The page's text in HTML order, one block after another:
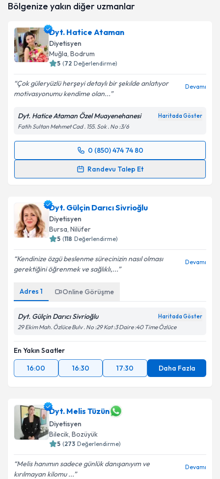
oluşturun. Size bu uzmandan randevu almanız için bir
E-posta Adresiniz
Kişisel verilerimin işlenmesine ilişkinAydınlatma
Metni'ni okudum ve kişisel verilerimin belirtilen
Bölgenize yakın diğer uzmanlar
Dyt. Hatice Ataman
Diyetisyen
Muğla, Bodrum
5 (72 Değerlendirme)
Çok güleryüzlü herşeyi detaylı bir şekılde anlatıyor
motivasyonumu kendime olan...
Devamı
Dyt. Hatice Ataman Özel Muayenehanesi Haritada Göster
Fatih Sultan Mehmet Cad . 155. Sok . No :3/6
0 (850) 474 74 80
Randevu Talep Et
Randevu Takvimi Talebi
takvim hazırlandığında e-posta ile bilgilendireceğiz.
E-posta Adresiniz
Kişisel verilerimin işlenmesine ilişkin
kapsamda işlenmesini kabul ediyorum.
Takvim Talebini Gönder
Dyt. Gülçin Darıcı Sivrioğlu
Diyetisyen
Bursa, Nilüfer
5 (118 Değerlendirme)
Kendinize özgü beslenme sürecinizin nasıl olması
gerektiğini öğrenmek ve sağlıklı,...
Devamı
Adres 1 Online Görüşme
Dyt. Gülçin Darıcı Sivrioğlu Haritada Göster
29 Ekim Mah. Özlüce Bulv . No :29 Kat :3 Daire :40 Time Özlüce
En Yakın Saatler
16:00
16:30 17:30 Daha Fazla
Dyt. Melis Tüzün
Diyetisyen
Bilecik, Bozüyük
5 (273 Değerlendirme)
Melis hanımın sadece günlük danışanıyım ve
kırılmayan kilomu ...
Devamı